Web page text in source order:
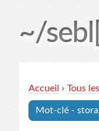
~/
Accueil
› Tous
Mot-clé -